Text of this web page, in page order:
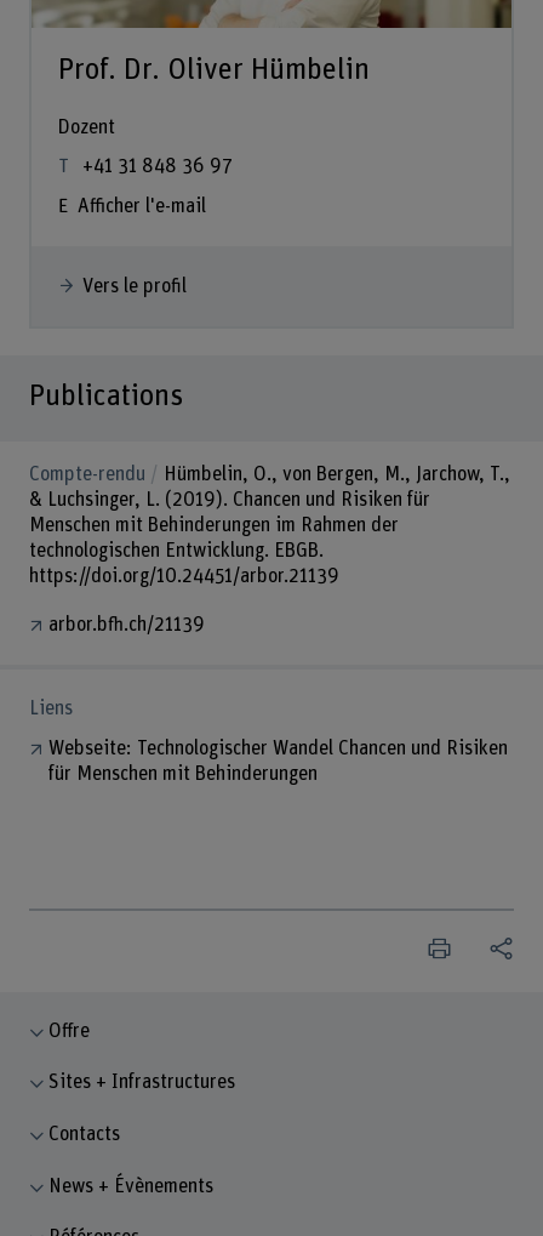
Prof. Dr. Oliver Hümbelin
Dozent
+41 31 848 36 97
Afficher l'e-mail
Vers le profil
Publications
Compte-rendu
Hümbelin, O., von Bergen, M., Jarchow, T.,
& Luchsinger, L. (2019). Chancen und Risiken für
Menschen mit Behinderungen im Rahmen der
technologischen Entwicklung. EBGB.
https://doi.org/10.24451/arbor.21139
arbor.bfh.ch/21139
Liens
Webseite: Technologischer Wandel Chancen und Risiken
für Menschen mit Behinderungen
Offre
Sites + Infrastructures
Contacts
News + Évènements